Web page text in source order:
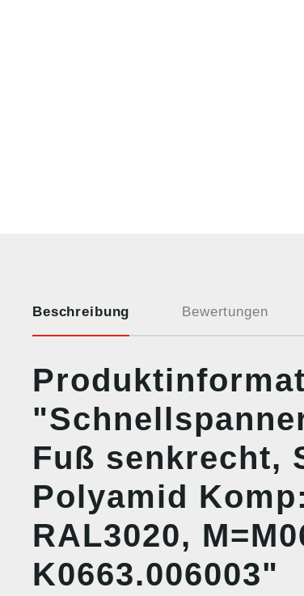
Beschreibung Bewertungen
Fuß senkrecht,
Polyamid
RAL3020,
K0663.006003"